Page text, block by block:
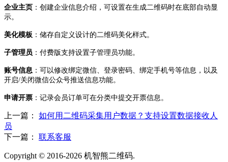
企业主页 ：创建企业信息介绍，可设置在生成二维码时在底部自动显
示。
美化模板 ：储存自定义设计的二维码美化样式。
子管理员 ：付费版支持设置子管理员功能。
账号信息 ：可以修改绑定微信、登录密码、绑定手机号等信息，以及
开启/关闭微信公众号推送信息功能。
申请开票 ：记录会员订单可在分类中提交开票信息。
上一篇：
如何用二维码采集用户数据？支持设置数据接收人
员
下一篇：
联系客服
Copyright © 2016-2026 机智熊二维码.